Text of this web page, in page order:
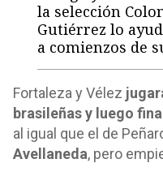
la selección
Gutiérrez lo
a comienzos de
Fortaleza y Vélez
brasileñas y luego
al igual que el de
Avellaneda, pero